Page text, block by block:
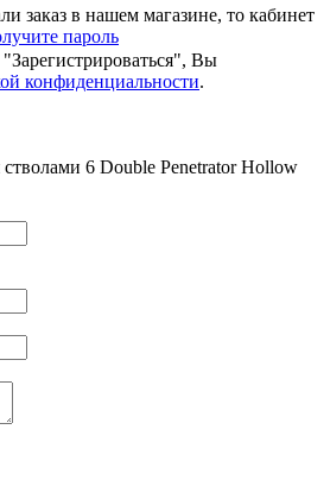
заказ в нашем магазине, то кабинет
пароль
Вы
конфиденциальности.
6 Double Penetrator Hollow